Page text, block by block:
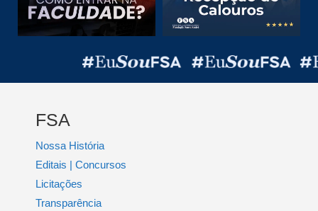
FSA
Nossa História
Editais | Concursos
Licitações
Transparência